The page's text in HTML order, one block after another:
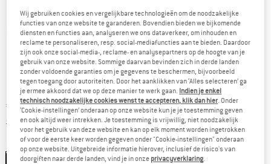
Gedetailleerde foto's
Prijs:
€ 49,95 incl. BTW
excl. VerzendkostenInformatie over de verzendkosten. Opent in een
Kleur:Black
Wij gebruiken cookies en vergelijkbare technologieën om de noodzakelijke
functies van onze website te garanderen. Bovendien bieden we bijkomende
diensten en functies aan, analyseren we ons dataverkeer, om inhouden en
reclame te personaliseren, resp. social-mediafuncties aan te bieden. Daardoor
zijn ook onze social-media-, reclame- en analysepartners op de hoogte van je
gebruik van onze website. Sommige daarvan bevinden zich in derde landen
zonder voldoende garanties om je gegevens te beschermen, bijvoorbeeld
tegen toegang door autoriteiten. Door het aanklikken van ‘Alles selecteren’ ga
je ermee akkoord dat we op deze manier te werk gaan. Indien je enkel
technisch noodzakelijke cookies wenst te accepteren, klik dan hier. Onder
‘Cookie-instellingen’ onderaan op onze website kun je je toestemming geven
en ook altijd weer intrekken. Je toestemming is vrijwillig, niet noodzakelijk
voor het gebruik van deze website en kan op elk moment worden ingetrokken
of voor de eerste keer worden gegeven onder "Cookie-instellingen" onderaan
op onze website. Uitgebreide informatie hierover, inclusief de risico's van
doorgiften naar derde landen, vind je in onze privacyverklaring.